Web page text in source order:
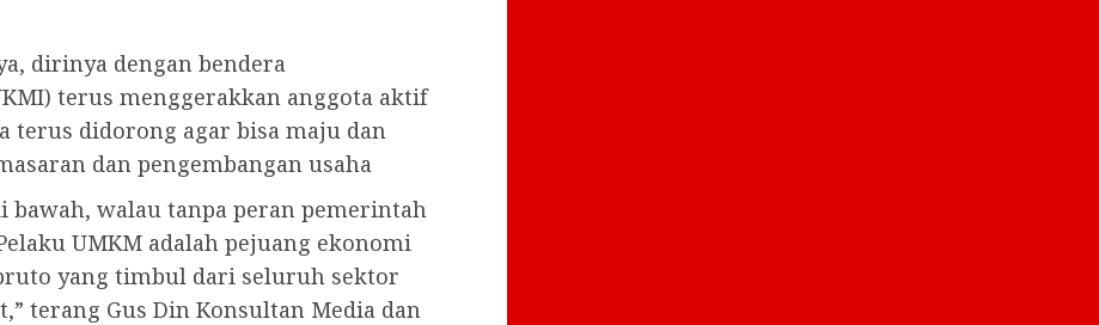
dirinya dengan bendera
terus menggerakkan anggota aktif
terus didorong agar bisa maju dan
dan pengembangan usaha
bawah, walau tanpa peran pemerintah
UMKM adalah pejuang ekonomi
yang timbul dari seluruh sektor
terang Gus Din Konsultan Media dan